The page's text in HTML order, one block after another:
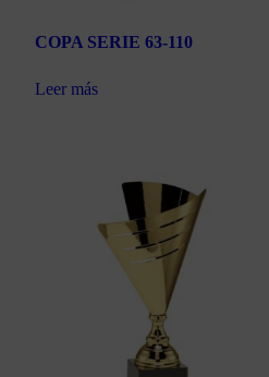
COPA SERIE 63-110
Leer más